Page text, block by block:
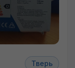
Тверь